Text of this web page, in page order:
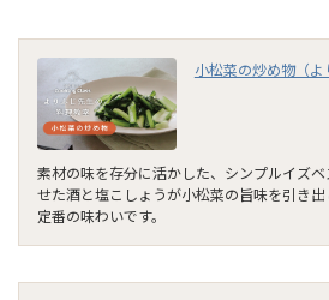
小松菜の炒め物（よ
素材の味を存分に活かした、シンプルイズ
せた酒と塩こしょうが小松菜の旨味を引き
定番の味わいです。